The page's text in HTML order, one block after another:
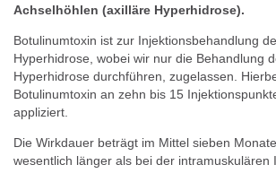
Achselhöhlen (axilläre Hyperhidrose).
Botulinumtoxin ist zur Injektionsbehandlung
Hyperhidrose, wobei wir nur die Behandlung
Hyperhidrose durchführen, zugelassen.
Botulinumtoxin an zehn bis 15
appliziert.
Die Wirkdauer beträgt im Mittel sieben
wesentlich länger als bei der intramuskulären